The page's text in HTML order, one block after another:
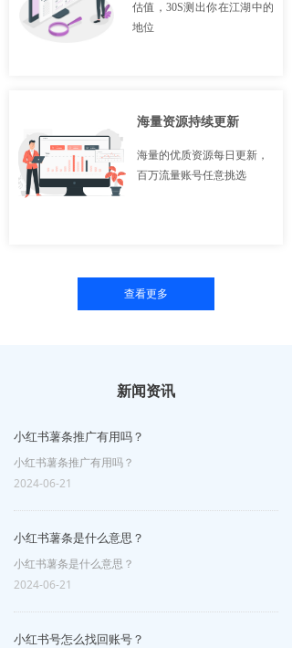
新闻资讯
小红书薯条推广有用吗？
小红书薯条推广有用吗？
2024-06-21
小红书薯条是什么意思？
小红书薯条是什么意思？
2024-06-21
小红书号怎么找回账号？
查看更多
估值，30S测出你在江湖中的
地位
海量资源持续更新
海量的优质资源每日更新，
百万流量账号任意挑选